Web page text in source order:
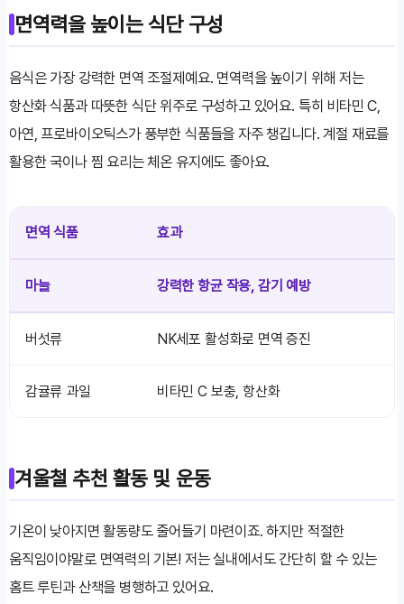
면역력을 높이는 식단 구성
음식은 가장 강력한 면역 조절제예요. 면역력을 높이기 위해 저는
항산화 식품과 따뜻한 식단 위주로 구성하고 있어요. 특히 비타민 C,
아연, 프로바이오틱스가 풍부한 식품들을 자주 챙깁니다. 계절 재료를
활용한 국이나 찜 요리는 체온 유지에도 좋아요.
면역 식품 효과
마늘 강력한 항균 작용, 감기 예방
버섯류 NK세포 활성화로 면역 증진
감귤류 과일 비타민 C 보충, 항산화
겨울철 추천 활동 및 운동
기온이 낮아지면 활동량도 줄어들기 마련이죠. 하지만 적절한
움직임이야말로 면역력의 기본! 저는 실내에서도 간단히 할 수 있는
홈트 루틴과 산책을 병행하고 있어요.